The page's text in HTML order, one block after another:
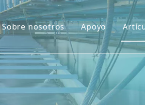
Sobre nosotros Apoyo
de aguas